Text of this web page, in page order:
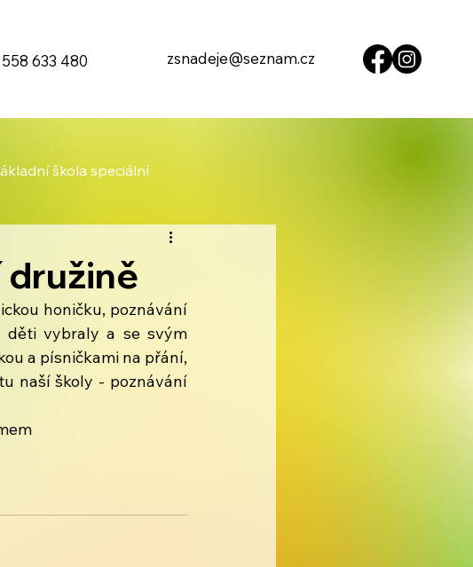
633 480 zsnadeje@seznam.cz
škola speciální
družině
honičku, poznávání
děti vybraly a se svým
a písničkami na přání,
naší školy - poznávání